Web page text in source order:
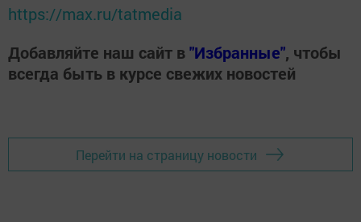
https://max.ru/tatmedia
Добавляйте наш сайт в"Избранные", чтобы
всегда быть в курсе свежих новостей
Перейти на страницу новости